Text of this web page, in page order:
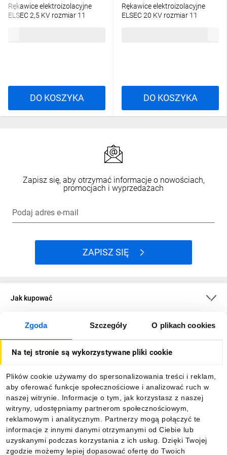
Zgoda Szczegóły O plikach cookies
Na tej stronie są wykorzystywane pliki cookie
Plików cookie używamy do spersonalizowania treści i reklam,
aby oferować funkcje społecznościowe i analizować ruch w
naszej witrynie. Informacje o tym, jak korzystasz z naszej
witryny, udostępniamy partnerom społecznościowym,
reklamowym i analitycznym. Partnerzy mogą połączyć te
informacje z innymi danymi otrzymanymi od Ciebie lub
uzyskanymi podczas korzystania z ich usług. Dzięki Twojej
zgodzie możemy lepiej dopasować ofertę do Twoich
Cat. II
EN 388:2016+A1:2018
Rękawice elektroizolacyjne
ELSEC 2,5 KV rozmiar 11
DO KOSZYKA
Rękawice elektroizolacyjne
ELSEC 20 KV rozmiar 11
DO KOSZYKA
Zapisz się, aby otrzymać informacje o nowościach,
promocjach i wyprzedażach
Podaj adres e-mail
ZAPISZ SIĘ
Jak kupować
O firmie
Informacje
Pobierz naszą aplikację mobilną: